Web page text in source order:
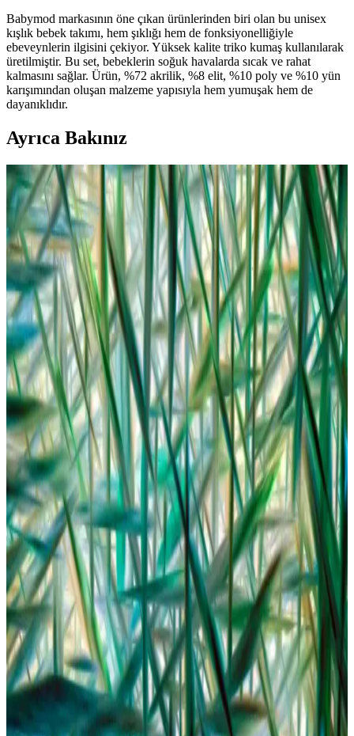
Babymod markasının öne çıkan ürünlerinden biri olan bu unisex
kışlık bebek takımı, hem şıklığı hem de fonksiyonelliğiyle
ebeveynlerin ilgisini çekiyor. Yüksek kalite triko kumaş kullanılarak
üretilmiştir. Bu set, bebeklerin soğuk havalarda sıcak ve rahat
kalmasını sağlar. Ürün, %72 akrilik, %8 elit, %10 poly ve %10 yün
karışımından oluşan malzeme yapısıyla hem yumuşak hem de
dayanıklıdır.
Ayrıca Bakınız
Bebek Gömlek Pantolon Takımlarıyla Şıklık ve
Konforu Bir Arada Sunan Trendler
Bebek gömlek pantolon takımları, şıklık ve konforu bir arada sunar.
Pamuklu malzemeleri, çeşitli modelleri ve uygun fiyat seçenekleriyle
bebeklerinizin rahatlığı ve şıklığı için ideal tercih.
Bebek Bikini Modelleri ve Trendleri: Yaz Sezonunda
En Şık ve Konforlu Seçenekler
Bebek bikini modelleri, rahatlık ve şıklık sunarken UV koruyucu
özellikleriyle güneşin zararlı etkilerine karşı koruma sağlar. Trendler
canlı renkler ve sevimli tasarımlarla öne çıkıyor.
Değişik Bebek Çoraplarıyla Miniklerin Tarzını
Yaratmanın Yolları ve Önerileri
Bebek çoraplarında renkli desenler, kabartmalı ve şık tasarımlarla
tarz yaratın. Sağlık ve konforu ön planda tutan modelleri keşfedin.
Bebek Doğum Günü Elbisesi Seçimi: Konfor ve
Şıklığın En İyi Kombinasyonu
Bebeklerin ve küçük kızların doğum günü kutlamalarında rahatlık
ve şıklık ön plandadır. Doğru elbise seçimiyle minik prenseslerinizin
en güzel gününü taçlandırın.
Adidas Tensaur Bebek Ayakkabıları: Konfor ve
Şıklığın Modern Buluşması
Adidas Tensaur bebek ayakkabıları, yüksek kaliteli malzemeleri,
ergonomik tasarımı ve çeşitli renk seçenekleriyle bebeklerin ilk
adımlarında güvenle tercih edilir.
Bebek Bikinisi Seçerken Dikkat Edilmesi Gerekenler
ve Trendler Hakkında Kapsamlı Rehber